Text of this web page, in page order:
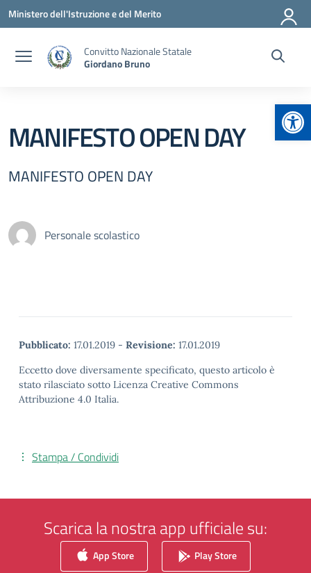
Vai ai contenuti
Vai al menu di navigazione
Vai al footer
Ministero dell'Istruzione e del Merito
Convitto Nazionale Statale
Giordano Bruno
MANIFESTO OPEN DAY
MANIFESTO OPEN DAY
Personale scolastico
Pubblicato: 17.01.2019 - Revisione: 17.01.2019
Eccetto dove diversamente specificato, questo articolo è
stato rilasciato sotto Licenza Creative Commons
Attribuzione 4.0 Italia.
Stampa / Condividi
Scarica la nostra app ufficiale su:
App Store Play Store